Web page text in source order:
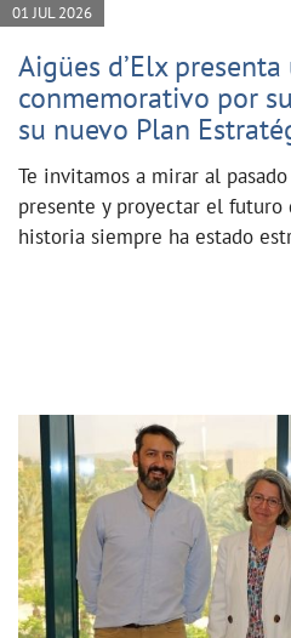
01 JUL 2026
Aigües d’Elx
conmemorativo por
su nuevo Plan
Te invitamos a mirar al
presente y proyectar el futuro
historia siempre ha estado